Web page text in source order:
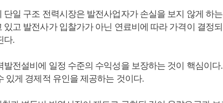
단일 구조 전력시장은 발전사업자가 손실을 보지 않게 하
있고 발전사가 입찰가가 아닌 연료비에 따라 가격이 결정
다.
발전설비에 일정 수준의 수익성을 보장하는 것이 핵심이
있게 경제적 유인을 제공하는 것이다.